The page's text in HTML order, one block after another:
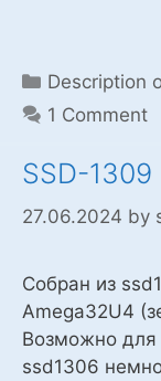
Categories
Description
1 Comment
SSD-1309
27.06.2024 by
Собран из
Amega32U4
Возможно для
ssd1306